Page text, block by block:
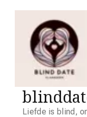
Liefde is blind,